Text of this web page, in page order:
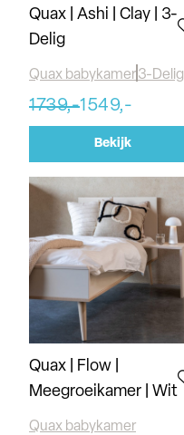
Quax | Ashi | Clay | 3-
Delig
Quax babykamer3-Delig
1739,-1549,-
Bekijk
Quax | Flow |
Meegroeikamer | Wit
Quax babykamer